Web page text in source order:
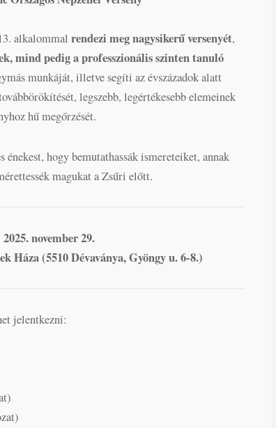
alkalommal rendezi meg nagysikerű versenyét,
mind pedig a professzionális szinten tanuló
munkáját, illetve segíti az évszázadok alatt
legszebb, legértékesebb elemeinek
hű megőrzését.
hogy bemutathassák ismereteiket, annak
magukat a Zsűri előtt.
november 29.
Háza (5510 Dévaványa, Gyöngy u. 6-8.)
jelentkezni: